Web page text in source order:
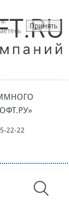
22-22
Принять